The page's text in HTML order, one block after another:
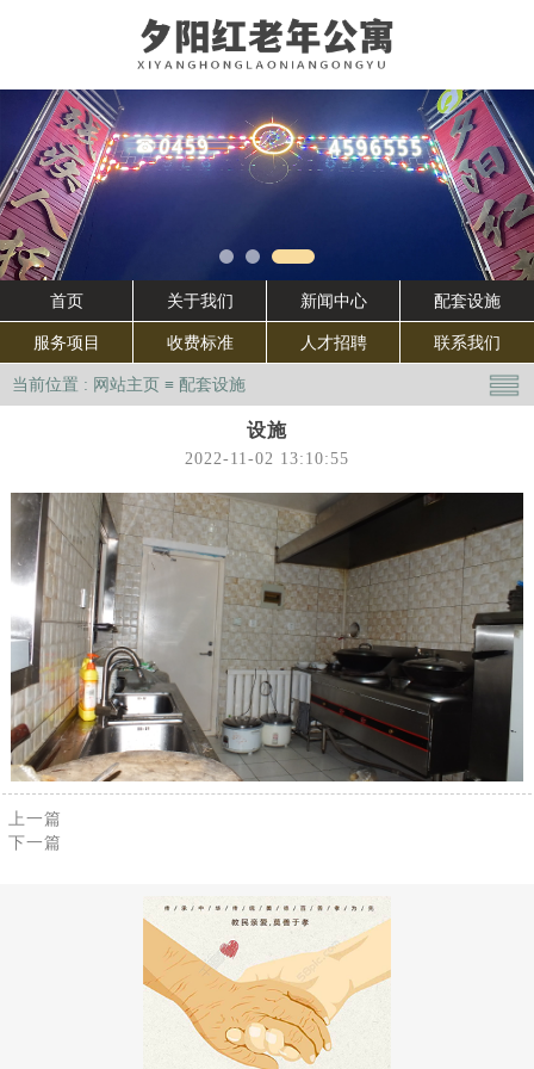
首页 关于我们 新闻中心 配套设施
服务项目 收费标准 人才招聘 联系我们
当前位置 : 网站主页 ≡ 配套设施
设施
2022-11-02 13:10:55
上一篇
下一篇